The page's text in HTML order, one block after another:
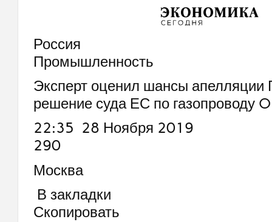
Россия
Промышленность
Эксперт оценил шансы апелляции
решение суда ЕС по газопроводу
22:35 28 Ноября 2019
290
Москва
В закладки
Скопировать